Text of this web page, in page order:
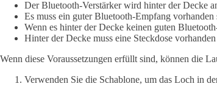
Der Bluetooth-Verstärker wird hinter der Decke
Es muss ein guter Bluetooth-Empfang vorhanden
Wenn es hinter der Decke keinen guten
Hinter der Decke muss eine Steckdose vorhanden
Wenn diese Voraussetzungen erfüllt sind, können die
Verwenden Sie die Schablone, um das Loch in